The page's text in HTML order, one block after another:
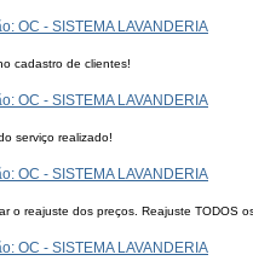
OC - SISTEMA LAVANDERIA
cadastro de clientes!
OC - SISTEMA LAVANDERIA
serviço realizado!
OC - SISTEMA LAVANDERIA
o reajuste dos preços. Reajuste TODOS
OC - SISTEMA LAVANDERIA